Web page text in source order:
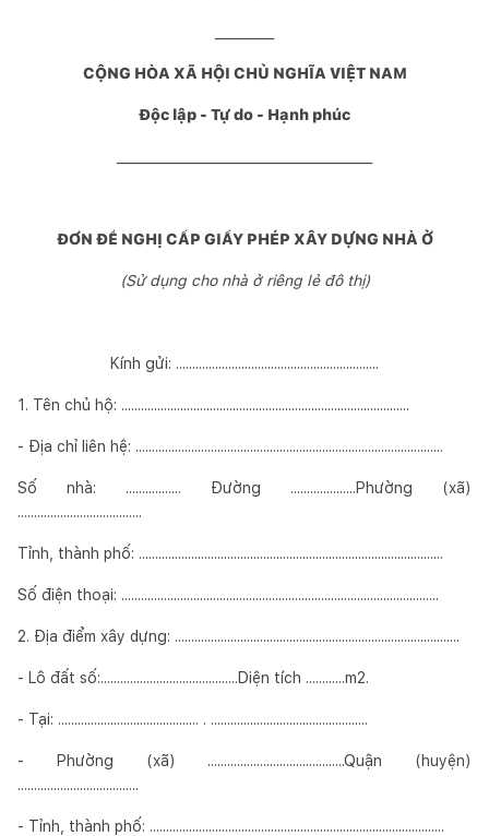
CỘNG HÒA XÃ HỘI CHỦ NGHĨA VIỆT NAM
Độc lập - Tự do - Hạnh phúc
ĐƠN ĐỀ NGHỊ CẤP GIẤY PHÉP XÂY DỰNG NHÀ Ở
(Sử dụng cho nhà ở riêng lẻ đô thị)
Kính gửi: ..............................................................
1. Tên chủ hộ: ........................................................................................
- Địa chỉ liên hệ: ..............................................................................................
Số nhà: ................. Đường ....................Phường (xã)
......................................
Tỉnh, thành phố: .............................................................................................
Số điện thoại: .................................................................................................
2. Địa điểm xây dựng: .......................................................................................
- Lô đất số:..........................................Diện tích ............m2.
- Tại: ........................................... . ................................................
- Phường (xã) ..........................................Quận (huyện)
.....................................
- Tỉnh, thành phố: ..........................................................................................